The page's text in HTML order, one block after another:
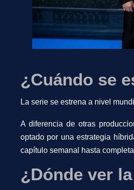
¿Cuándo se
La serie se estrena a nivel
A diferencia de otras
optado por una estrategia
capítulo semanal hasta
¿Dónde ver